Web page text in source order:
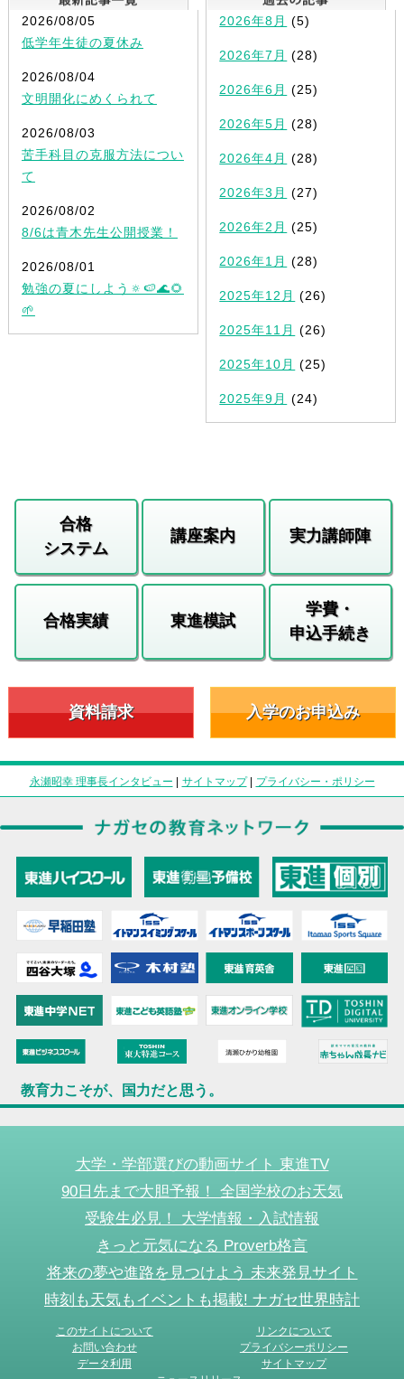
2026/08/05
低学年生徒の夏休み
2026/08/04
文明開化にめくられて
2026/08/03
苦手科目の克服方法につい
て
2026/08/02
8/6は青木先生公開授業！
2026/08/01
勉強の夏にしよう🔅🍉🌊🌻
🌱
2026年8月 (5)
2026年7月 (28)
2026年6月 (25)
2026年5月 (28)
2026年4月 (28)
2026年3月 (27)
2026年2月 (25)
2026年1月 (28)
2025年12月 (26)
2025年11月 (26)
2025年10月 (25)
2025年9月 (24)
合格
システム
講座案内 実力講師陣
合格実績 東進模試
学費・
申込手続き
資料請求 入学のお申込み
永瀬昭幸 理事長インタビュー | サイトマップ| プライバシー・ポリシー
教育力こそが、国力だと思う。
大学・学部選びの動画サイト 東進TV
90日先まで大胆予報！ 全国学校のお天気
受験生必見！ 大学情報・入試情報
きっと元気になる Proverb格言
将来の夢や進路を見つけよう 未来発見サイト
時刻も天気もイベントも掲載! ナガセ世界時計
このサイトについて
リンクについて
お問い合わせ
プライバシーポリシー
データ利用
サイトマップ